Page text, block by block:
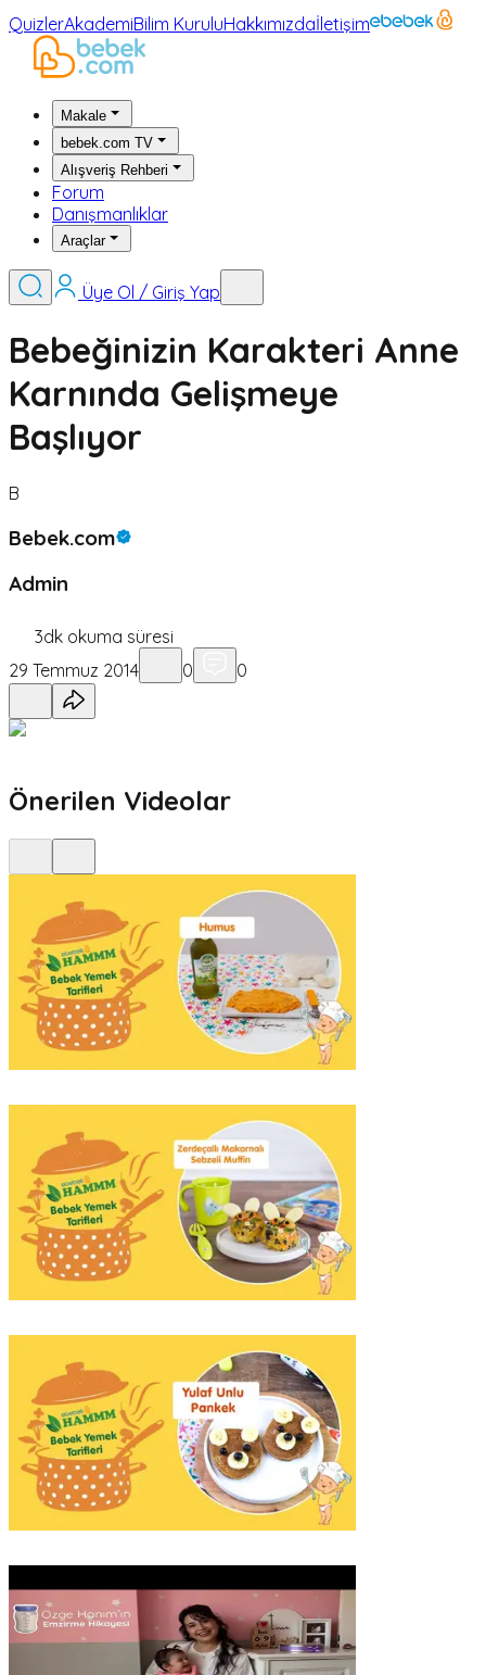
QuizlerAkademiBilim KuruluHakkımızdaİletişim
Makale
bebek.com TV
Alışveriş Rehberi
Forum
Danışmanlıklar
Araçlar
Üye Ol / Giriş Yap
Bebeğinizin Karakteri Anne
Karnında Gelişmeye
Başlıyor
B
Bebek.com
Admin
3dk okuma süresi
29 Temmuz 2014
0 0
Önerilen Videolar